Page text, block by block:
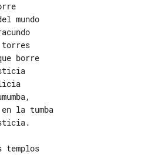
mundo
borre
la tumba
templos